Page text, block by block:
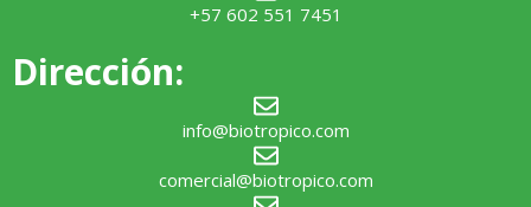
+57 602 551 7451
Dirección:
info@biotropico.com
comercial@biotropico.com